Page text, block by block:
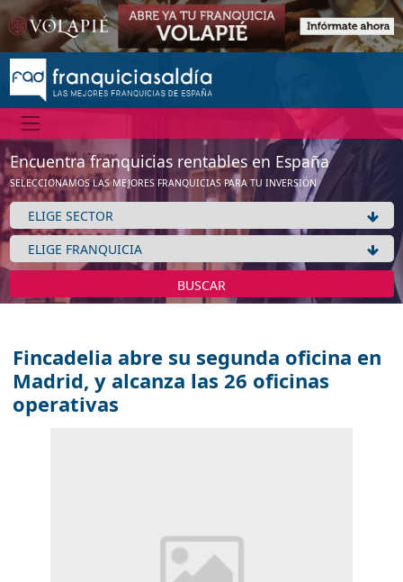
Encuentra franquicias rentables en España
SELECCIONAMOS LAS MEJORES FRANQUICIAS PARA TU INVERSIÓN
BUSCAR
Fincadelia abre su segunda oficina en
Madrid, y alcanza las 26 oficinas
operativas